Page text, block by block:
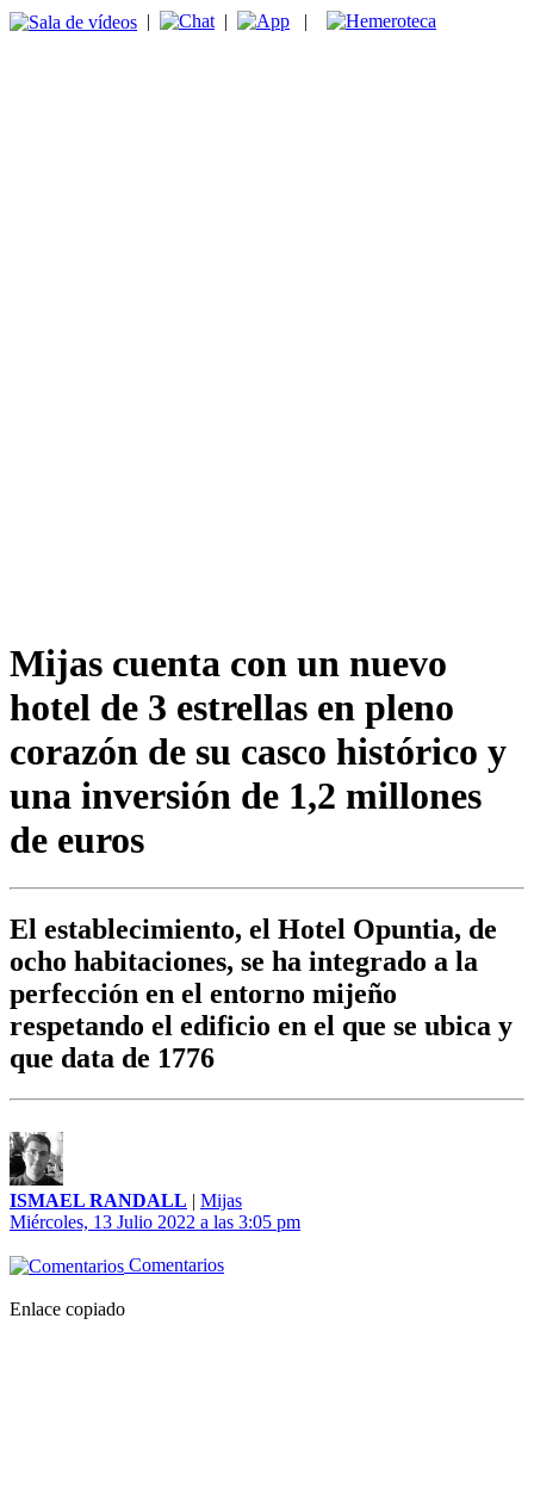
| | |
Mijas cuenta con un nuevo
hotel de 3 estrellas en pleno
corazón de su casco histórico y
una inversión de 1,2 millones
de euros
El establecimiento, el Hotel Opuntia, de
ocho habitaciones, se ha integrado a la
perfección en el entorno mijeño
respetando el edificio en el que se ubica y
que data de 1776
ISMAEL RANDALL | Mijas
Miércoles, 13 Julio 2022 a las 3:05 pm
Comentarios
Enlace copiado